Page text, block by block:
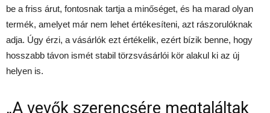
be a friss árut, fontosnak tartja a minőséget, és ha marad olyan
termék, amelyet már nem lehet értékesíteni, azt rászorulóknak
adja. Úgy érzi, a vásárlók ezt értékelik, ezért bízik benne, hogy
hosszabb távon ismét stabil törzsvásárlói kör alakul ki az új
helyen is.
„A vevők szerencsére megtaláltak